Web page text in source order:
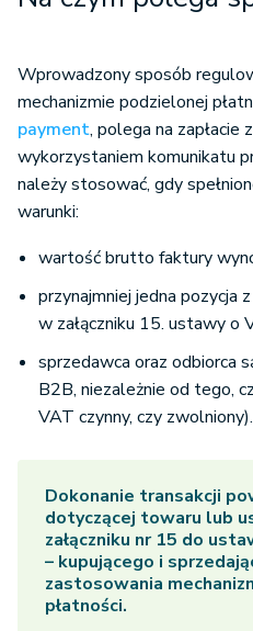
Wprowadzony sposób
mechanizmie podzielonej
payment, polega na zapłacie
wykorzystaniem komunikatu
należy stosować, gdy
warunki:
wartość brutto faktury
przynajmniej jedna pozycja
w załączniku 15. ustawy o
sprzedawca oraz odbiorca
B2B, niezależnie od tego,
VAT czynny, czy zwolniony).
Dokonanie transakcji
dotyczącej towaru lub
załączniku nr 15 do
– kupującego i
zastosowania
płatności.